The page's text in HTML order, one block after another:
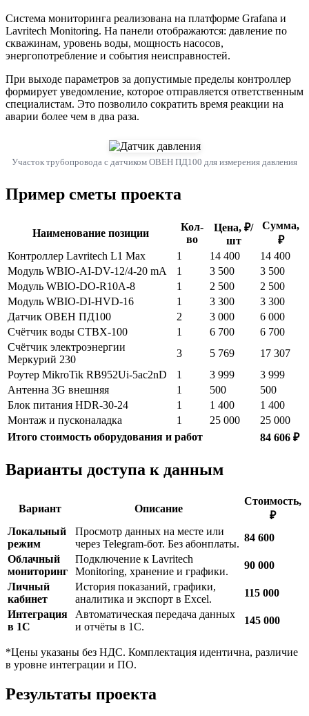
Система мониторинга реализована на платформе Grafana и
Lavritech Monitoring. На панели отображаются: давление по
скважинам, уровень воды, мощность насосов,
энергопотребление и события неисправностей.
При выходе параметров за допустимые пределы контроллер
формирует уведомление, которое отправляется ответственным
специалистам. Это позволило сократить время реакции на
аварии более чем в два раза.
Участок трубопровода с датчиком ОВЕН ПД100 для измерения давления
Пример сметы проекта
Наименование позиции
Кол-
во
Цена, ₽/
шт
Сумма,
₽
Контроллер Lavritech L1 Max
1 14 400
14 400
Модуль WBIO-AI-DV-12/4-20 mA
1 3 500
3 500
Модуль WBIO-DO-R10A-8
1 2 500
2 500
Модуль WBIO-DI-HVD-16
1 3 300
3 300
Датчик ОВЕН ПД100
2 3 000
6 000
Счётчик воды СТВХ-100
1 6 700
6 700
Счётчик электроэнергии
Меркурий 230
3 5 769
17 307
Роутер MikroTik RB952Ui-5ac2nD
1 3 999
3 999
Антенна 3G внешняя
1 500
500
Блок питания HDR-30-24
1 1 400
1 400
Монтаж и пусконаладка
1 25 000
25 000
Итого стоимость оборудования и работ
84 606 ₽
Варианты доступа к данным
Вариант Описание
Стоимость,
₽
Локальный
режим
Просмотр данных на месте или
через Telegram-бот. Без абонплаты.
84 600
Облачный
мониторинг
Подключение к Lavritech
Monitoring, хранение и графики.
90 000
Личный
кабинет
История показаний, графики,
аналитика и экспорт в Excel.
115 000
Интеграция
в 1С
Автоматическая передача данных
и отчёты в 1С.
145 000
*Цены указаны без НДС. Комплектация идентична, различие
в уровне интеграции и ПО.
Результаты проекта